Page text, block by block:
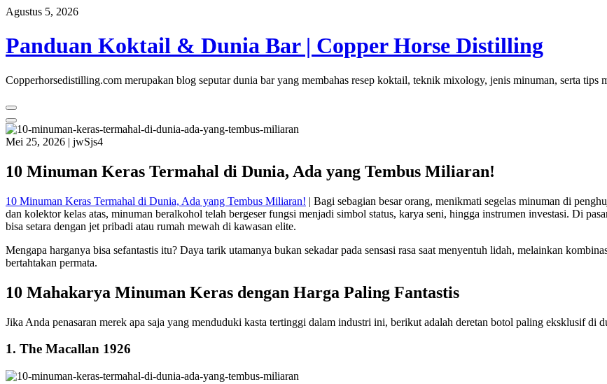
Skip
content
Agustus 5, 2026
Panduan Koktail & Dunia Bar | Copper Horse Distilling
Copperhorsedistilling.com merupakan blog seputar dunia bar yang membahas resep koktail, teknik mixology, jenis minuman, serta tips
Mei 25, 2026 | jwSjs4
10 Minuman Keras Termahal di Dunia, Ada yang Tembus Miliaran!
10 Minuman Keras Termahal di Dunia, Ada yang Tembus Miliaran! | Bagi sebagian besar orang, menikmati segelas minuman di
dan kolektor kelas atas, minuman beralkohol telah bergeser fungsi menjadi simbol status, karya seni, hingga instrumen investasi. Di
bisa setara dengan jet pribadi atau rumah mewah di kawasan elite.
Mengapa harganya bisa sefantastis itu? Daya tarik utamanya bukan sekadar pada sensasi rasa saat menyentuh lidah, melainkan
bertahtakan permata.
10 Mahakarya Minuman Keras dengan Harga Paling Fantastis
Jika Anda penasaran merek apa saja yang menduduki kasta tertinggi dalam industri ini, berikut adalah deretan botol paling eksklusif di
1. The Macallan 1926